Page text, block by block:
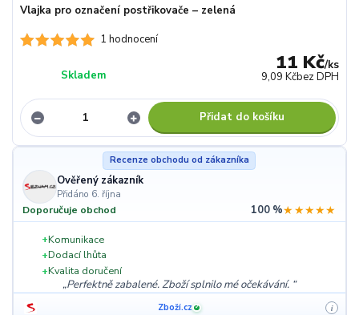
1 hodnocení
Vlajka pro označení postřikovače – zelená
11 Kč/ks
9,09 Kčbez DPH
Skladem
Přidat do košíku
Recenze obchodu od zákazníka
Ověřený zákazník
Přidáno 6. října
Doporučuje obchod
100 %★★★★★
+Komunikace
+Dodací lhůta
+Kvalita doručení
Perfektně zabalené. Zboží splnilo mé očekávání.
Zboží.cz ✓ i